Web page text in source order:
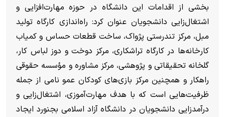
بخشی از اقدامات این دانشگاه در حوزه مهارت‌افزایی و
اشتغال‌زایی دانشجویان عنوان کرد: راه‌اندازی کارگاه تولید
مبل، مرکز تندرستی پژواک، ساخت قطعات حساس و کمیاب
کارخانه‌ها در کارگاه تراشکاری، مرکز دوخت و دوز لباس کار،
گلخانه تحقیقاتی و پژوهشی، مرکز مشاوره و مؤسسه حقوقی
راهکار و همچنین مرکز بازی‌های کودکان عمو نامی از جمله
ظرفیت‌هایی است که با هدف مهارت‌آموزی، اشتغال‌زایی و
درآمدزایی دانشجویان در دانشگاه آزاد اسلامی بجنورد ایجاد